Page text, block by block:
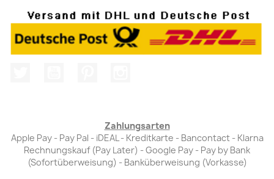
Zahlungsarten
Apple Pay - Pay Pal - iDEAL - Kreditkarte - Bancontact - Klarna
Rechnungskauf (Pay Later) - Google Pay - Pay by Bank
(Sofortüberweisung) - Banküberweisung (Vorkasse)